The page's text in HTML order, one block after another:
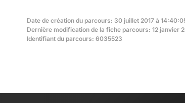
Date de création du parcours: 30 juillet 2017 à
Dernière modification de la fiche parcours: 12 janvier
Identifiant du parcours: 6035523